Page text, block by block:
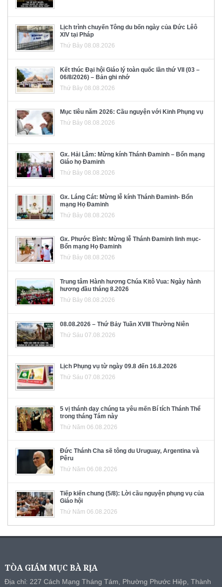
Lịch trình chuyến Tông du bốn ngày của Đức Lêô
XIV tại Pháp
Thứ Bảy 08.08.2026
Kết thúc Đại hội Giáo lý toàn quốc lần thứ VII (03 –
06/8/2026) – Bản ghi nhớ
Thứ Bảy 08.08.2026
Mục tiêu năm 2026: Cầu nguyện với Kinh Phụng vụ
Thứ Bảy 08.08.2026
Gx. Hải Lâm: Mừng kính Thánh Đaminh – Bổn mạng
Giáo họ Đaminh
Thứ Bảy 08.08.2026
Gx. Láng Cát: Mừng lễ kính Thánh Đaminh- Bổn
mạng Họ Đaminh
Thứ Bảy 08.08.2026
Gx. Phước Bình: Mừng lễ Thánh Đaminh linh mục-
Bổn mạng Họ Đaminh
Thứ Bảy 08.08.2026
Trung tâm Hành hương Chúa Kitô Vua: Ngày hành
hương đầu tháng 8.2026
Thứ Bảy 08.08.2026
08.08.2026 – Thứ Bảy Tuần XVIII Thường Niên
Thứ Sáu 07.08.2026
Lịch Phụng vụ từ ngày 09.8 đến 16.8.2026
Thứ Sáu 07.08.2026
5 vị thánh dạy chúng ta yêu mến Bí tích Thánh Thể
trong tháng Tám này
Thứ Năm 06.08.2026
Đức Thánh Cha sẽ tông du Uruguay, Argentina và
Pêru
Thứ Năm 06.08.2026
Tiếp kiến chung (5/8): Lời cầu nguyện phụng vụ của
Giáo hội
Thứ Năm 06.08.2026
TÒA GIÁM MỤC BÀ RỊA
Địa chỉ: 227 Cách Mạng Tháng Tám, Phường Phước Hiệp, Thành